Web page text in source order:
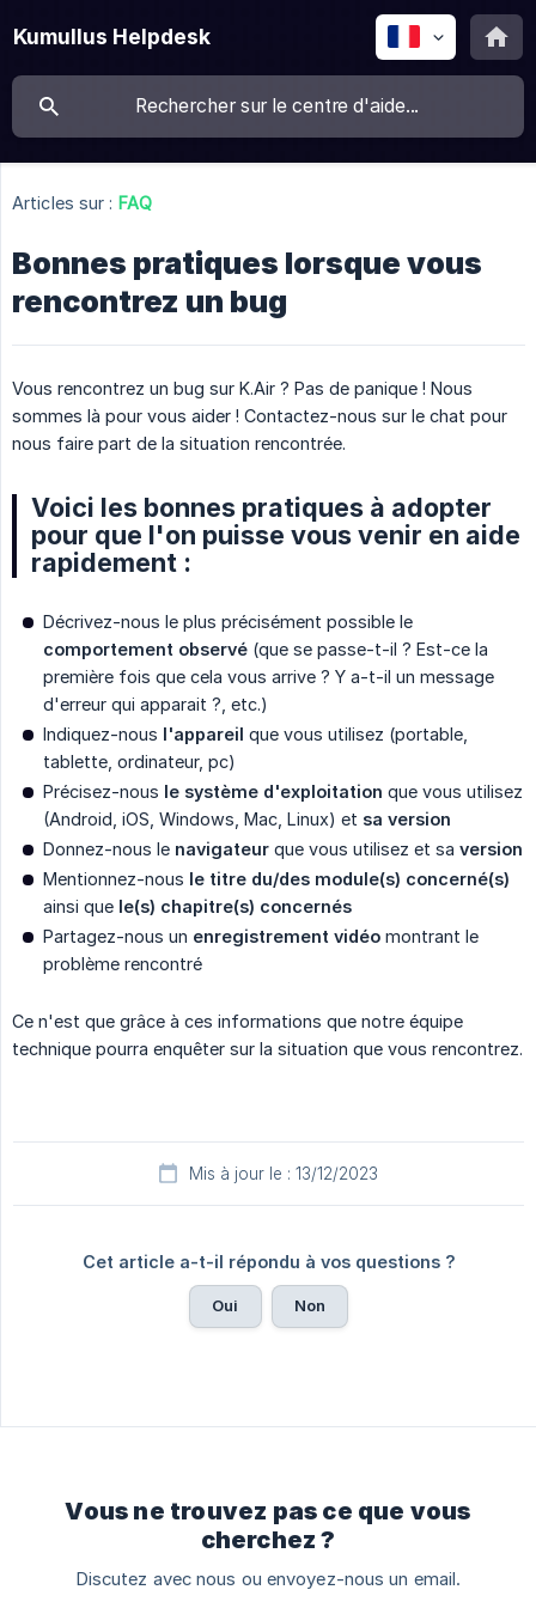
Kumullus Helpdesk
Articles sur : FAQ
Bonnes pratiques lorsque vous
rencontrez un bug
Vous rencontrez un bug sur K.Air ? Pas de panique ! Nous
sommes là pour vous aider ! Contactez-nous sur le chat pour
nous faire part de la situation rencontrée.
Voici les bonnes pratiques à adopter
pour que l'on puisse vous venir en aide
rapidement :
Décrivez-nous le plus précisément possible le
comportement observé (que se passe-t-il ? Est-ce la
première fois que cela vous arrive ? Y a-t-il un message
d'erreur qui apparait ?, etc.)
Indiquez-nous l'appareil que vous utilisez (portable,
tablette, ordinateur, pc)
Précisez-nous le système d'exploitation que vous utilisez
(Android, iOS, Windows, Mac, Linux) et sa version
Donnez-nous le navigateur que vous utilisez et sa version
Mentionnez-nous le titre du/des module(s) concerné(s)
ainsi que le(s) chapitre(s) concernés
Partagez-nous un enregistrement vidéo montrant le
problème rencontré
Ce n'est que grâce à ces informations que notre équipe
technique pourra enquêter sur la situation que vous rencontrez.
Mis à jour le : 13/12/2023
Cet article a-t-il répondu à vos questions ?
Oui Non
Vous ne trouvez pas ce que vous
cherchez ?
Discutez avec nous ou envoyez-nous un email.